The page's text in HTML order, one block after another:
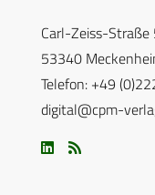
Carl-Zeiss-Straße
53340
Telefon: +49
digital@cpm-